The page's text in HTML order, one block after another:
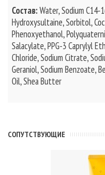
Состав:Water, Sodium
Hydroxysultaine, Sorbitol,
Phenoxyethanol,
Salacylate, PPG-3 Caprylyl
Chloride, Sodium Citrate,
Geraniol, Sodium Benzoate,
Oil, Shea Butter
CОПУТСТВУЮЩИЕ